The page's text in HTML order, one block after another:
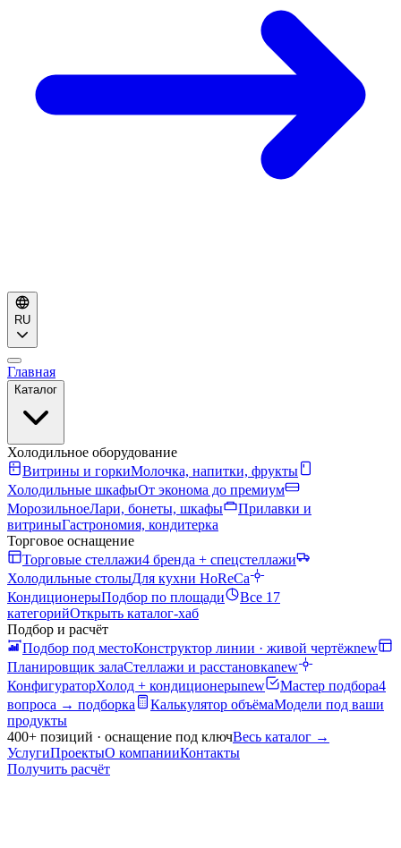
RU
Главная
Каталог
Холодильное оборудование
Витрины и горкиМолочка, напитки, фрукты
Холодильные шкафыОт эконома до премиум
МорозильноеЛари, бонеты, шкафы
Прилавки и
витриныГастрономия, кондитерка
Торговое оснащение
Торговые стеллажи4 бренда + спецстеллажи
Холодильные столыДля кухни HoReCa
КондиционерыПодбор по площади
Все 17
категорийОткрыть каталог-хаб
Подбор и расчёт
Подбор под местоКонструктор линии · живой чертёжnew
Планировщик залаСтеллажи и расстановкаnew
КонфигураторХолод + кондиционерыnew Мастер подбора4
вопроса → подборка
Калькулятор объёмаМодели под ваши
продукты
400+ позиций · оснащение под ключВесь каталог →
УслугиПроектыО компанииКонтакты
Получить расчёт